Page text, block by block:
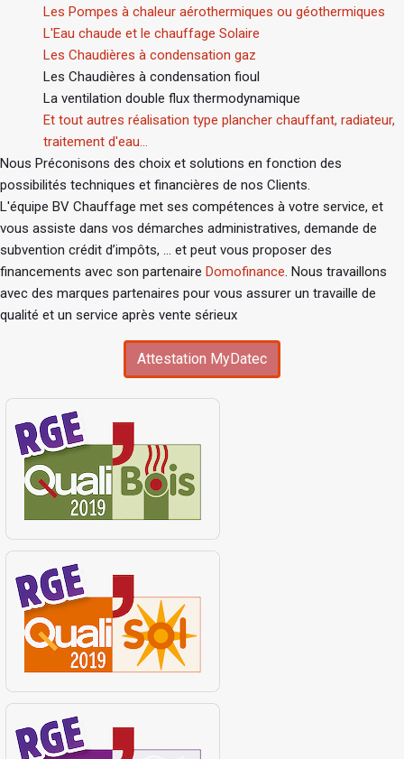
Les Pompes à chaleur aérothermiques ou géothermiques
L'Eau chaude et le chauffage Solaire
Les Chaudières à condensation gaz
Les Chaudières à condensation fioul
La ventilation double flux thermodynamique
Et tout autres réalisation type plancher chauffant, radiateur,
traitement d'eau...
Nous Préconisons des choix et solutions en fonction des
possibilités techniques et financières de nos Clients.
L'équipe BV Chauffage met ses compétences à votre service, et
vous assiste dans vos démarches administratives, demande de
subvention crédit d’impôts, ... et peut vous proposer des
financements avec son partenaire Domofinance. Nous travaillons
avec des marques partenaires pour vous assurer un travaille de
qualité et un service après vente sérieux
Attestation MyDatec